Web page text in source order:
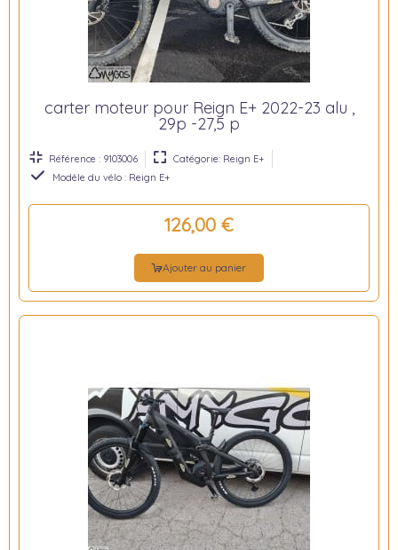
carter moteur pour Reign E+ 2022-23 alu ,
29p -27,5 p
Référence : 9103006
Catégorie: Reign E+
Modèle du vélo : Reign E+
126,00 €
Ajouter au panier